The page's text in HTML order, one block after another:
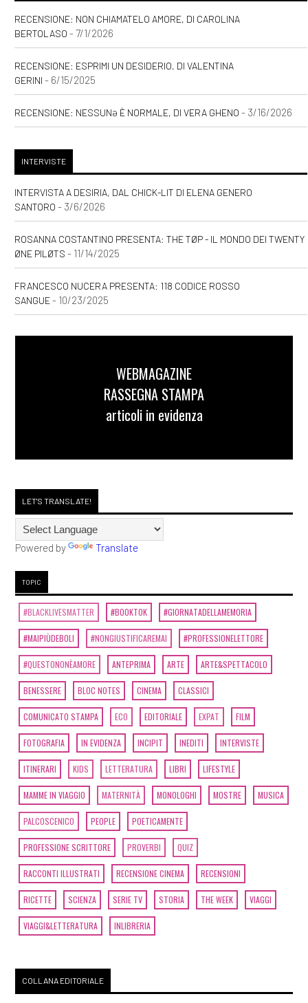
RECENSIONE: NON CHIAMATELO AMORE, DI CAROLINA
BERTOLASO - 7/1/2026
RECENSIONE: ESPRIMI UN DESIDERIO, DI VALENTINA
GERINI - 6/15/2025
RECENSIONE: NESSUNƏ È NORMALE, DI VERA GHENO - 3/16/2026
INTERVISTE
INTERVISTA A DESIRIA, DAL CHICK-LIT DI ELENA GENERO
SANTORO - 3/6/2026
ROSANNA COSTANTINO PRESENTA: THE TØP - IL MONDO DEI TWENTY
ØNE PILØTS - 11/14/2025
FRANCESCO NUCERA PRESENTA: 118 CODICE ROSSO
SANGUE- 10/23/2025
WEBMAGAZINE
RASSEGNA STAMPA
articoli in evidenza
LET'S TRANSLATE!
Powered by Translate
TOPIC
#BLACKLIVESMATTER #BOOKTOK #GIORNATADELLAMEMORIA
#MAIPIÙDEBOLI #NONGIUSTIFICAREMAI #PROFESSIONELETTORE
#QUESTONONÈAMORE ANTEPRIMA ARTE ARTE&SPETTACOLO
BENESSERE BLOC NOTES CINEMA CLASSICI
COMUNICATO STAMPA ECO EDITORIALE EXPAT FILM
FOTOGRAFIA IN EVIDENZA INCIPIT INEDITI INTERVISTE
ITINERARI KIDS LETTERATURA LIBRI LIFESTYLE
MAMME IN VIAGGIO MATERNITÀ MONOLOGHI MOSTRE MUSICA
PALCOSCENICO PEOPLE POETICAMENTE
PROFESSIONE SCRITTORE PROVERBI QUIZ
RACCONTI ILLUSTRATI RECENSIONE CINEMA RECENSIONI
RICETTE SCIENZA SERIE TV STORIA THE WEEK VIAGGI
VIAGGI&LETTERATURA INLIBRERIA
COLLANA EDITORIALE